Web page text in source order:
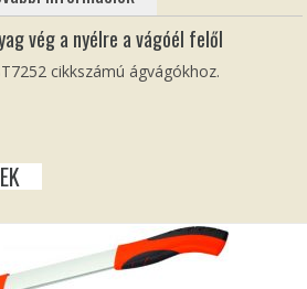
vég a nyélre a vágóél felől
cikkszámú ágvágókhoz.